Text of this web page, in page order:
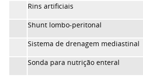
Rins artificiais
Shunt lombo-peritonal
Sistema de drenagem mediastinal
Sonda para nutrição enteral